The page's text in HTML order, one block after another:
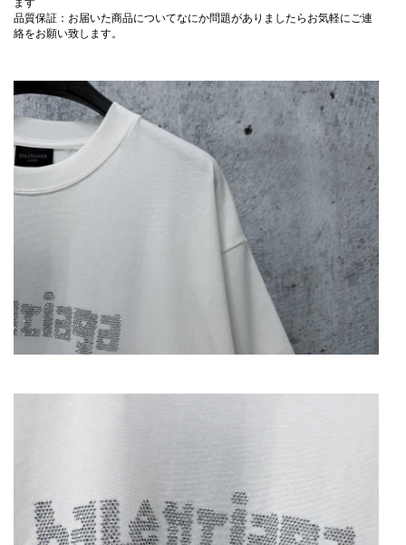
ます
品質保証：お届いた商品についてなにか問題がありましたらお気軽にご連
絡をお願い致します。